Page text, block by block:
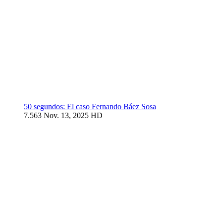
50 segundos: El caso Fernando Báez Sosa
7.563 Nov. 13, 2025 HD